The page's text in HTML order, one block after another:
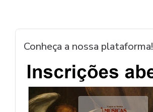
Conheça a nossa plataforma!